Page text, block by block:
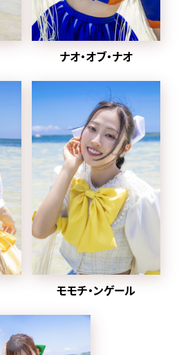
ナオ・オブ・ナオ
モモチ・ンゲール